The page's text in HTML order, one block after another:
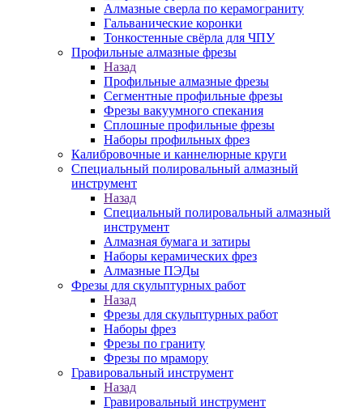
Алмазные сверла по керамограниту
Гальванические коронки
Тонкостенные свёрла для ЧПУ
Профильные алмазные фрезы
Назад
Профильные алмазные фрезы
Сегментные профильные фрезы
Фрезы вакуумного спекания
Сплошные профильные фрезы
Наборы профильных фрез
Калибровочные и каннелюрные круги
Специальный полировальный алмазный
инструмент
Назад
Специальный полировальный алмазный
инструмент
Алмазная бумага и затиры
Наборы керамических фрез
Алмазные ПЭДы
Фрезы для скульптурных работ
Назад
Фрезы для скульптурных работ
Наборы фрез
Фрезы по граниту
Фрезы по мрамору
Гравировальный инструмент
Назад
Гравировальный инструмент